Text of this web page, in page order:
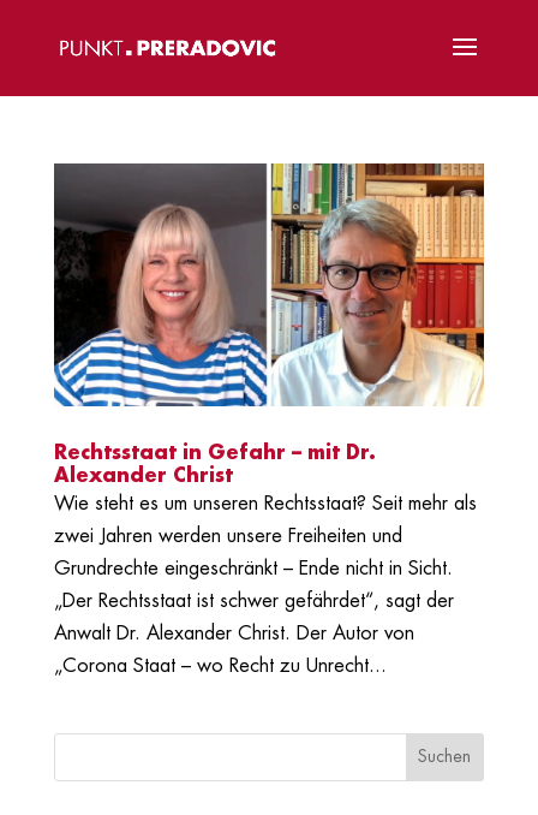
Rechtsstaat in Gefahr – mit Dr.
Alexander Christ
Wie steht es um unseren Rechtsstaat? Seit mehr als
zwei Jahren werden unsere Freiheiten und
Grundrechte eingeschränkt – Ende nicht in Sicht.
„Der Rechtsstaat ist schwer gefährdet“, sagt der
Anwalt Dr. Alexander Christ. Der Autor von
„Corona Staat – wo Recht zu Unrecht...